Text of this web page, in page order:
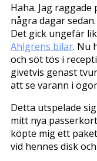
Haha. Jag
några dagar
Det gick ungefär
Ahlgrens bilar. Nu
och söt tös i
givetvis genast
att se varann i
Detta utspelade
mitt nya
köpte mig ett
vid hennes disk